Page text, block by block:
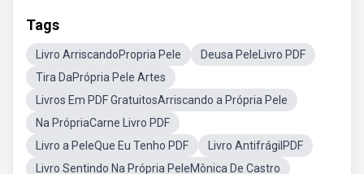
Tags
Livro ArriscandoPropria Pele
Deusa PeleLivro PDF
Tira DaPrópria Pele Artes
Livros Em PDF GratuitosArriscando a Própria Pele
Na PrópriaCarne Livro PDF
Livro a PeleQue Eu Tenho PDF
Livro AntifrágilPDF
Livro Sentindo Na Própria PeleMônica De Castro